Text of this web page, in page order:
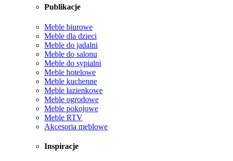
Publikacje
Meble biurowe
Meble dla dzieci
Meble do jadalni
Meble do salonu
Meble do sypialni
Meble hotelowe
Meble kuchenne
Meble łazienkowe
Meble ogrodowe
Meble pokojowe
Meble RTV
Akcesoria meblowe
Inspiracje